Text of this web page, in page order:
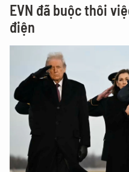
EVN đã buộc thôi
điện